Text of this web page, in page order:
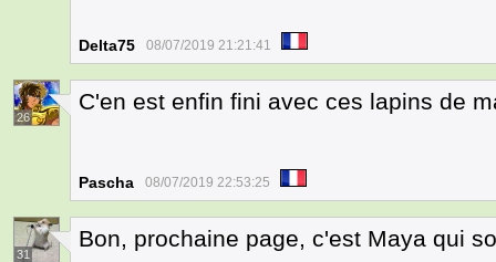
Delta75 08/07/2019 21:21:41
26
C'en est enfin fini avec ces lapins de
Pascha 08/07/2019 22:53:25
31
Bon, prochaine page, c'est Maya qui